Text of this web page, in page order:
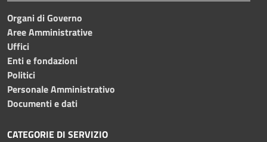
Organi di Governo
Aree Amministrative
Uffici
Enti e fondazioni
Politici
Personale Amministrativo
Documenti e dati
CATEGORIE DI SERVIZIO